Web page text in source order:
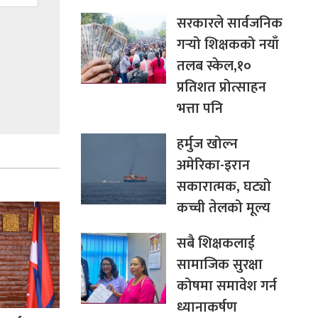
सरकारले सार्वजनिक
गर्‍यो शिक्षकको नयाँ
तलब स्केल,१०
प्रतिशत प्रोत्साहन
भत्ता पनि
हर्मुज खोल्न
अमेरिका-इरान
सकारात्मक, घट्यो
कच्ची तेलको मूल्य
सबै शिक्षकलाई
सामाजिक सुरक्षा
कोषमा समावेश गर्न
ध्यानाकर्षण